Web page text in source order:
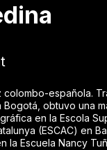
española.
obtuvo una
en la Escola
(ESCAC) en
la Escuela Nancy